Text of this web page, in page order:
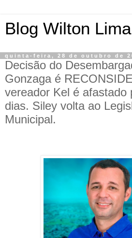
Blog Wilton Lima
quinta-feira, 28 de outubro de
Decisão do
Gonzaga é
vereador Kel é afastado
dias. Siley volta ao
Municipal.